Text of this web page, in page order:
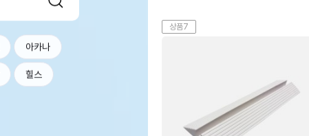
아카나
힐스
상품7